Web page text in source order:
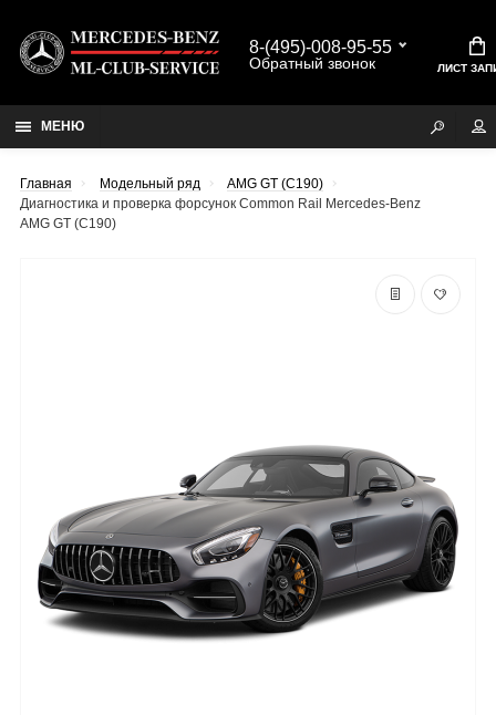
8-(495)-008-95-55
Обратный звонок ЛИСТ
МЕНЮ
Главная Модельный ряд
AMG GT (C190)
Диагностика и проверка форсунок Common Rail Mercedes-Benz
AMG GT (C190)